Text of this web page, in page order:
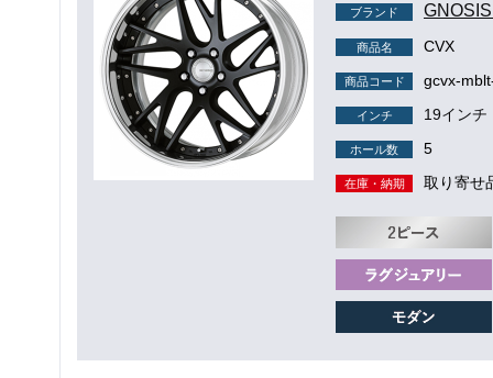
ブランド
商品名 CVX
商品コード gcvx-
インチ 19インチ
ホール数 5
在庫・納期 取り寄せ